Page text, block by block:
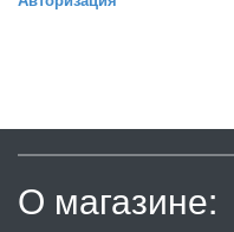
О магазине: